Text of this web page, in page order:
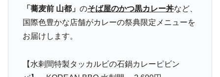
「蕎麦前 山都」 のそば屋のかつ黒カレー丼など、
国際色豊かな店舗がカレーの祭典限定メニューを
お届けします。
【水剌間特製タッカルビの石鍋カレーピビン